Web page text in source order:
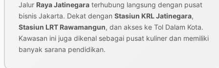
Jalur Raya Jatinegaraterhubung langsung dengan pusat
bisnis Jakarta. Dekat dengan Stasiun KRL Jatinegara,
Stasiun LRT Rawamangun, dan akses ke Tol Dalam Kota.
Kawasan ini juga dikenal sebagai pusat kuliner dan memiliki
banyak sarana pendidikan.